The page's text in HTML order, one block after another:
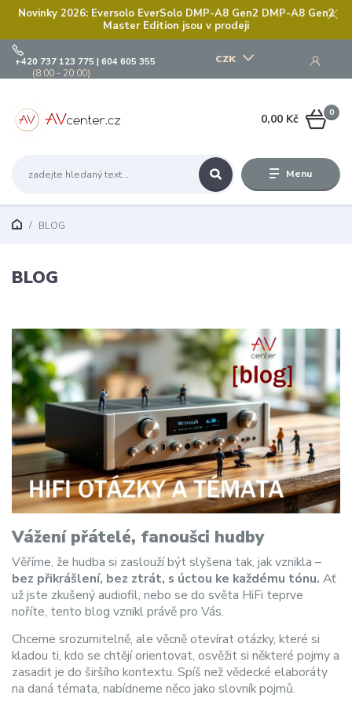
Novinky 2026: Eversolo EverSolo DMP-A8 Gen2 DMP-A8 Gen2
Master Edition jsou v prodeji
Menu
CZK
+420 737 123 775 | 604 605 355
(8:00 - 20:00)
0
0,00 Kč
BLOG
BLOG
Vážení přátelé, fanoušci hudby
Věříme, že hudba si zaslouží být slyšena tak, jak vznikla –
bez přikrášlení, bez ztrát, s úctou ke každému tónu. Ať
už jste zkušený audiofil, nebo se do světa HiFi teprve
noříte, tento blog vznikl právě pro Vás.
Chceme srozumitelně, ale věcně otevírat otázky, které si
kladou ti, kdo se chtějí orientovat, osvěžit si některé pojmy a
zasadit je do širšího kontextu. Spíš než vědecké elaboráty
na daná témata, nabídneme něco jako slovník pojmů.